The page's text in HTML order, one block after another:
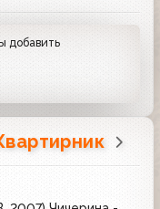
добавить